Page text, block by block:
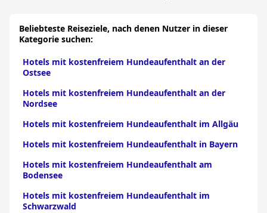
Beliebteste Reiseziele, nach denen Nutzer in dieser
Kategorie suchen:
Hotels mit kostenfreiem Hundeaufenthalt an der
Ostsee
Hotels mit kostenfreiem Hundeaufenthalt an der
Nordsee
Hotels mit kostenfreiem Hundeaufenthalt im Allgäu
Hotels mit kostenfreiem Hundeaufenthalt in Bayern
Hotels mit kostenfreiem Hundeaufenthalt am
Bodensee
Hotels mit kostenfreiem Hundeaufenthalt im
Schwarzwald